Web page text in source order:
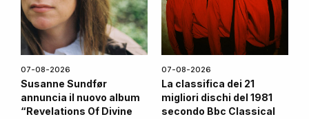
07-08-2026
Susanne Sundfør
annuncia il nuovo album
“Revelations Of Divine
07-08-2026
La classifica dei 21
migliori dischi del 1981
secondo Bbc Classical